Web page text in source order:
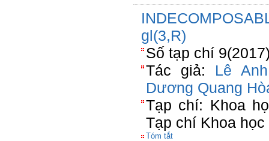
gl(3,R)
Số tạp chí
Tác giả: Lê
Dương Quang
Tạp chí: Khoa
Tạp chí Khoa
Tóm tắt